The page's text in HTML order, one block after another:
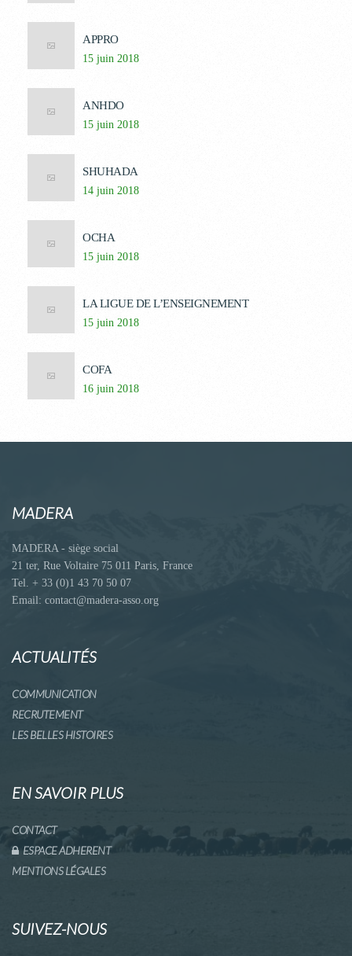
APPRO
15 juin 2018
ANHDO
15 juin 2018
SHUHADA
14 juin 2018
OCHA
15 juin 2018
LA LIGUE DE L’ENSEIGNEMENT
15 juin 2018
COFA
16 juin 2018
MADERA
MADERA - siège social
21 ter, Rue Voltaire 75 011 Paris, France
Tel. + 33 (0)1 43 70 50 07
Email: contact@madera-asso.org
ACTUALITÉS
COMMUNICATION
RECRUTEMENT
LES BELLES HISTOIRES
EN SAVOIR PLUS
CONTACT
ESPACE ADHERENT
MENTIONS LÉGALES
SUIVEZ-NOUS